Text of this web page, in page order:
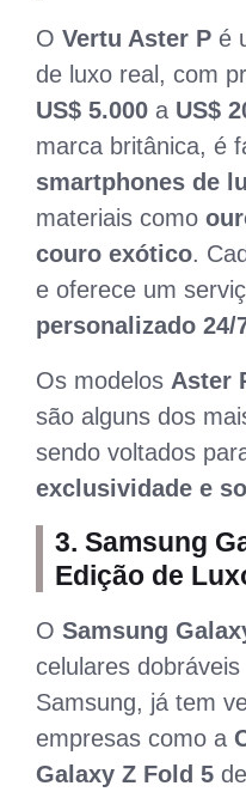
O Vertu Aster P é
de luxo real, com
US$ 5.000 a US$
marca britânica, é
smartphones de
materiais como
couro exótico.
e oferece um
personalizado 24/
Os modelos Aster
são alguns dos
sendo voltados
exclusividade e
3. Samsung
Edição de
O Samsung
celulares
Samsung, já tem
empresas como a
Galaxy Z Fold 5